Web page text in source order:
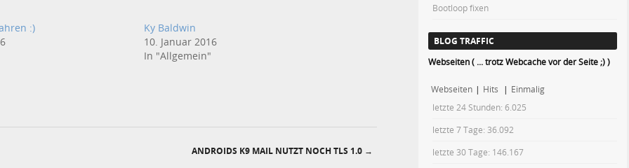
:)
Ky Baldwin
10. Januar 2016
In "Allgemein"
ANDROIDS K9 MAIL NUTZT NOCH TLS 1.0 →
Bootloop fixen
BLOG TRAFFIC
Webseiten ( ... trotz Webcache vor der Seite ;) )
Webseiten | Hits | Einmalig
letzte 24 Stunden:6.025
letzte 7 Tage: 36.092
letzte 30 Tage: 146.167